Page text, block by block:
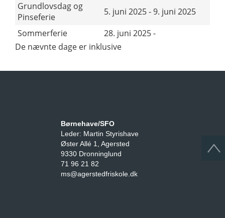
Grundlovsdag og
Pinseferie
5. juni 2025 - 9. juni 2025
Sommerferie
28. juni 2025 -
De nævnte dage er inklusive
Børnehave/SFO
Leder: Martin Styrishave
Øster Allé 1, Agersted
9330 Dronninglund
71 96 21 82
ms@agerstedfriskole.dk